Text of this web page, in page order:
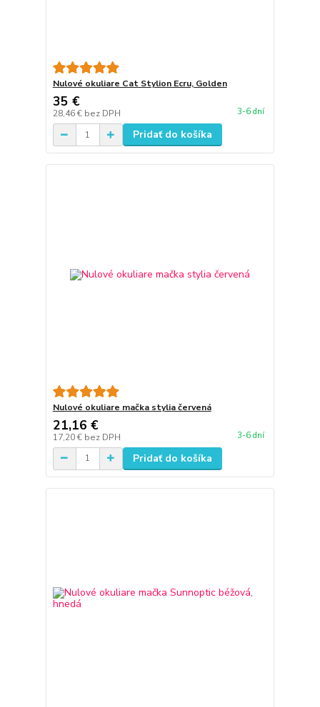
Nulové okuliare Cat Stylion Ecru, Golden
35 €
28,46 € bez DPH 3-6 dní
Pridať do košíka
Nulové okuliare mačka stylia červená
21,16 €
17,20 € bez DPH 3-6 dní
Pridať do košíka